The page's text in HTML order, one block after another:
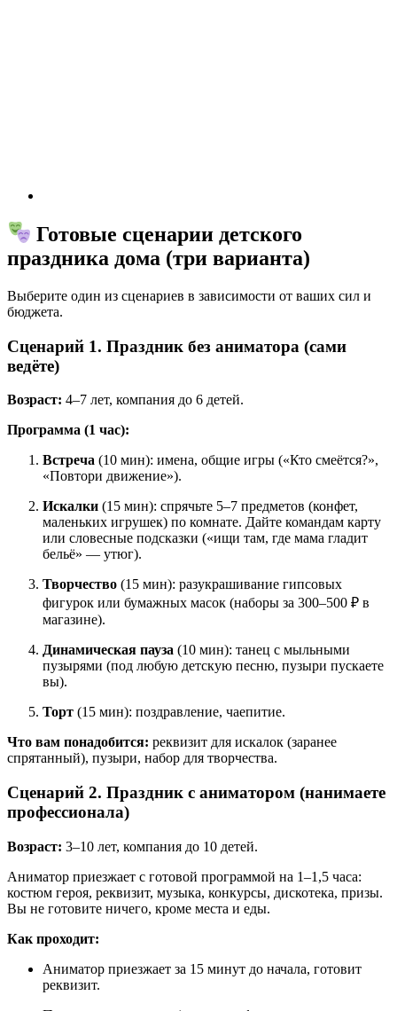
Готовые сценарии детского
праздника дома (три варианта)
Выберите один из сценариев в зависимости от ваших сил и
бюджета.
Сценарий 1. Праздник без аниматора (сами
ведёте)
Возраст: 4–7 лет, компания до 6 детей.
Программа (1 час):
Встреча (10 мин): имена, общие игры («Кто смеётся?»,
«Повтори движение»).
Искалки (15 мин): спрячьте 5–7 предметов (конфет,
маленьких игрушек) по комнате. Дайте командам карту
или словесные подсказки («ищи там, где мама гладит
бельё» — утюг).
Творчество (15 мин): разукрашивание гипсовых
фигурок или бумажных масок (наборы за 300–500 ₽ в
магазине).
Динамическая пауза (10 мин): танец с мыльными
пузырями (под любую детскую песню, пузыри пускаете
вы).
Торт (15 мин): поздравление, чаепитие.
Что вам понадобится: реквизит для искалок (заранее
спрятанный), пузыри, набор для творчества.
Сценарий 2. Праздник с аниматором (нанимаете
профессионала)
Возраст: 3–10 лет, компания до 10 детей.
Аниматор приезжает с готовой программой на 1–1,5 часа:
костюм героя, реквизит, музыка, конкурсы, дискотека, призы.
Вы не готовите ничего, кроме места и еды.
Как проходит:
Аниматор приезжает за 15 минут до начала, готовит
реквизит.